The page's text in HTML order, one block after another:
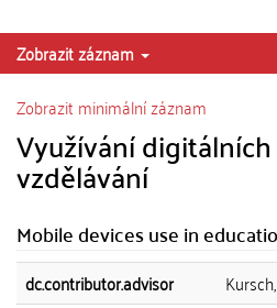
Zobrazit záznam
Zobrazit minimální záznam
Využívání
vzdělávání
Mobile devices use in
dc.contributor.advisor